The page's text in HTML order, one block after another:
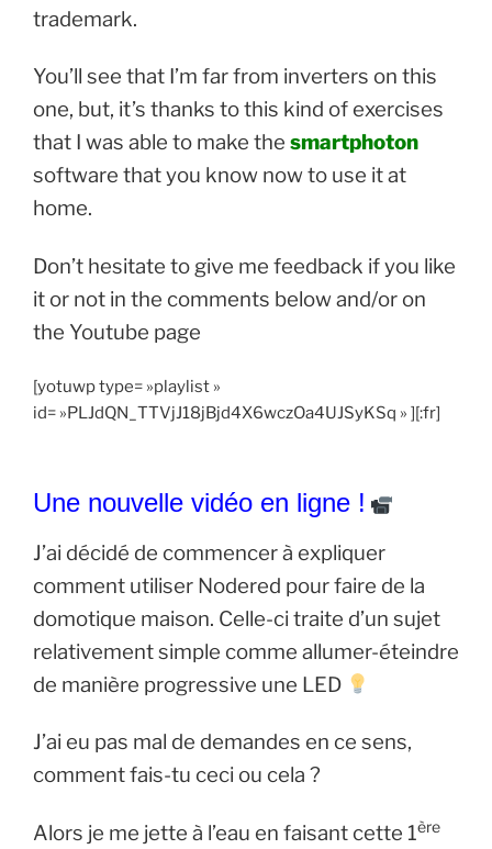
trademark.
You’ll see that I’m far from inverters on this
one, but, it’s thanks to this kind of exercises
that I was able to make the smartphoton
software that you know now to use it at
home.
Don’t hesitate to give me feedback if you like
it or not in the comments below and/or on
the Youtube page
[yotuwp type= »playlist »
id= »PLJdQN_TTVjJ18jBjd4X6wczOa4UJSyKSq » ][:fr]
Une nouvelle vidéo en ligne !
J’ai décidé de commencer à expliquer
comment utiliser Nodered pour faire de la
domotique maison. Celle-ci traite d’un sujet
relativement simple comme allumer-éteindre
de manière progressive une LED
J’ai eu pas mal de demandes en ce sens,
comment fais-tu ceci ou cela ?
Alors je me jette à l’eau en faisant cette 1ère